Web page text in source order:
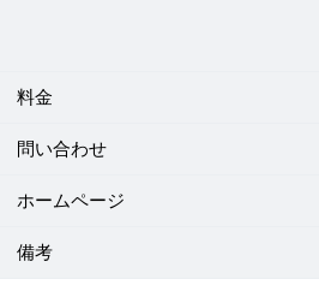
料金
問い合わせ
ホームページ
備考